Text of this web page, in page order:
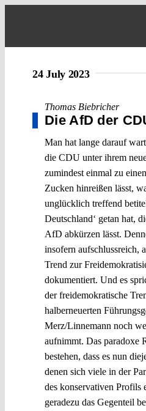
24 July 2023
Thomas Biebricher
Die AfD der
Man hat lange darauf
die CDU unter ihrem
zumindest einmal zu
Zucken hinreißen lässt,
unglücklich treffend
Deutschland‘ getan hat,
AfD abkürzen lässt.
insofern aufschlussreich,
Trend zur
dokumentiert. Und es
der freidemokratische
halberneuerten
Merz/Linnemann noch
aufnimmt. Das paradoxe
bestehen, dass es nun
denen sich viele in der
des konservativen Profils
geradezu das Gegenteil